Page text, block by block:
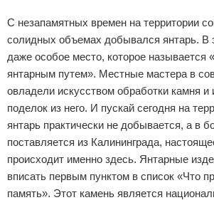
С незапамятных времен на территории
солидных объемах добывался янтарь. В
даже особое место, которое называется
янтарным путем». Местные мастера в
овладели искусством обработки камня и
поделок из него. И пускай сегодня на
янтарь практически не добывается, а в
поставляется из Калининграда,
происходит именно здесь. Янтарные
вписать первым пунктом в список «Что
память». Этот камень является